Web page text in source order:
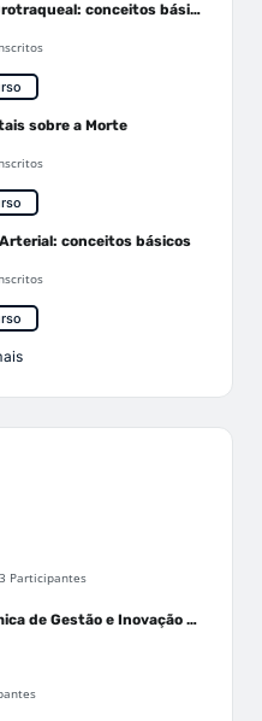
Intubação Orotraqueal: conceitos básicos
sobre a Morte
conceitos básicos
Participantes
Liga Acadêmica de Gestão e Inovação Médica - LAGIM